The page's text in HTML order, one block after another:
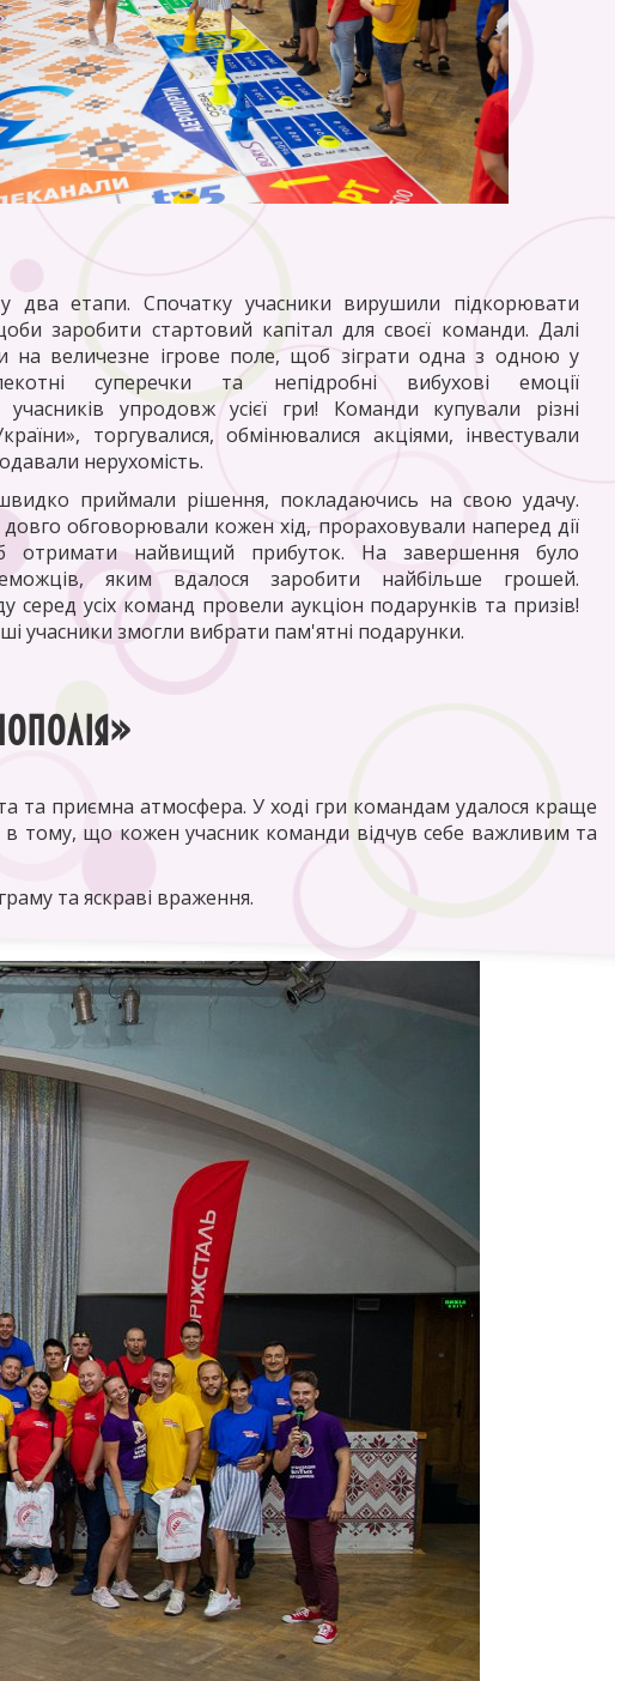
два етапи. Спочатку учасники вирушили підкорювати
заробити стартовий капітал для своєї команди. Далі
на величезне ігрове поле, щоб зіграти одна з одною у
суперечки та непідробні вибухові емоції
учасників упродовж усієї гри! Команди купували різні
торгувалися, обмінювалися акціями, інвестували
нерухомість.
приймали рішення, покладаючись на свою удачу.
обговорювали кожен хід, прораховували наперед дії
отримати найвищий прибуток. На завершення було
яким вдалося заробити найбільше грошей.
серед усіх команд провели аукціон подарунків та призів!
учасники змогли вибрати пам'ятні подарунки.
та приємна атмосфера. У ході гри командам удалося краще
в тому, що кожен учасник команди відчув себе важливим та
та яскраві враження.